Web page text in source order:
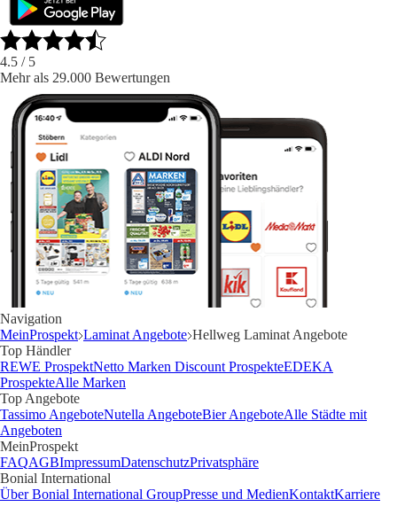
4.5 / 5
Mehr als 29.000 Bewertungen
Navigation
MeinProspekt Laminat Angebote Hellweg Laminat Angebote
Top Händler
REWE ProspektNetto Marken Discount ProspekteEDEKA
ProspekteAlle Marken
Top Angebote
Tassimo AngeboteNutella AngeboteBier AngeboteAlle Städte mit
Angeboten
MeinProspekt
FAQAGBImpressumDatenschutzPrivatsphäre
Bonial International
Über Bonial International GroupPresse und MedienKontaktKarriere